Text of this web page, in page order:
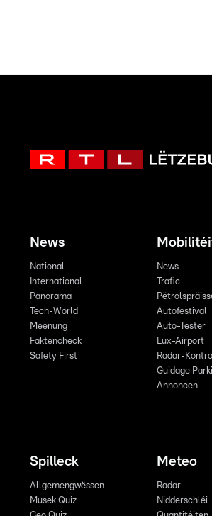
News
National
International
Panorama
Tech-World
Meenung
Faktencheck
Safety First
News
Trafic
Autofestival
Auto-Tester
Lux-Airport
Radar-
Guidage
Annoncen
Spilleck
Allgemengwëssen
Musek Quiz
Meteo
Radar
Nidderschléi